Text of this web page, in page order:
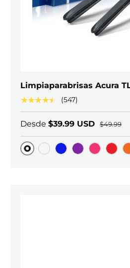
Limpiaparabrisas Acura
★★★★★ (547)
Desde $39.99 USD $49.99
Original